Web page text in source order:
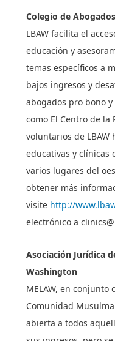
Colegio de
LBAW facilita el
educación y
temas específicos a
bajos ingresos y
abogados pro bono
como El Centro de la
voluntarios de
educativas y clínicas
varios lugares del
obtener más
visite http://
electrónicoa
Asociación Jurídica
Washington
MELAW, en conjunto
Comunidad
abierta a todos